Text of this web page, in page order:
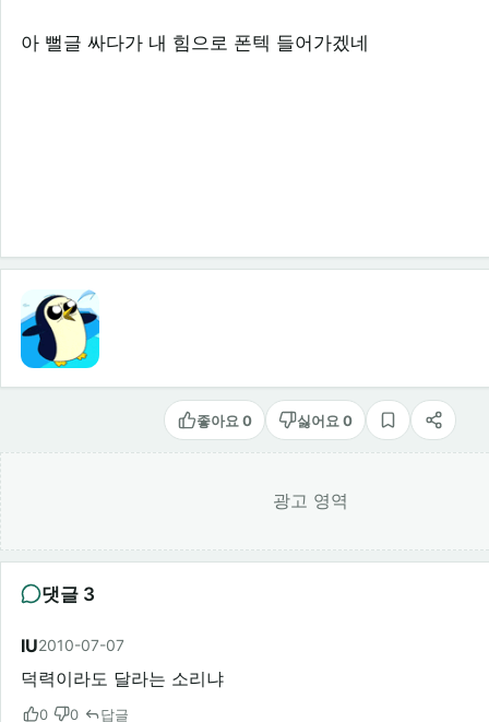
아 뻘글 싸다가 내 힘으로 폰텍 들어가겠네
좋아요 0 싫어요 0
스크랩공유
광고 영역
댓글 3
IU2010-07-07
덕력이라도 달라는 소리냐
0 0 답글